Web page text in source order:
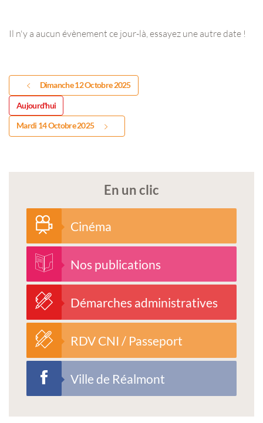
Il n'y a aucun évènement ce jour-là, essayez une autre date !
Dimanche 12 Octobre 2025
Aujourd'hui
Mardi 14 Octobre 2025
En un clic
Cinéma
Nos publications
Démarches administratives
RDV CNI / Passeport
Ville de Réalmont